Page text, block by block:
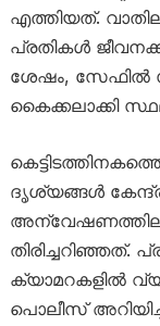
എത്തിയത്.
പ്രതികൾ
ശേഷം, സേഫിൽ
കൈക്കലാക്കി
ദൃശ്യങ്ങൾ
തിരിച്ചറിഞ്ഞത്.
ക്യാമറകളിൽ
പൊലീസ്